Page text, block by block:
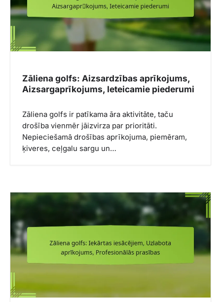
t
i
o
n
Zāliena golfs: Aizsardzības aprīkojums,
Aizsargaprīkojums, Ieteicamie piederumi
Zāliena golfs ir patīkama āra aktivitāte, taču
drošība vienmēr jāizvirza par prioritāti.
Nepieciešamā drošības aprīkojuma, piemēram,
ķiveres, ceļgalu sargu un…